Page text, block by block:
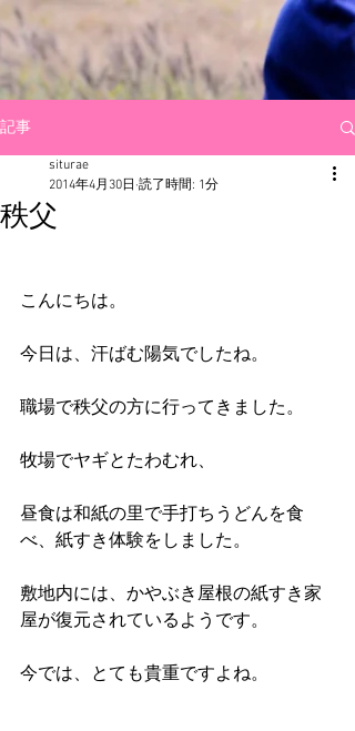
記事
秩父
siturae
2014年4月30日 読了時間: 1分
こんにちは。
今日は、汗ばむ陽気でしたね。
職場で秩父の方に行ってきました。
牧場でヤギとたわむれ、
昼食は和紙の里で手打ちうどんを食
べ、紙すき体験をしました。
敷地内には、かやぶき屋根の紙すき家
屋が復元されているようです。
今では、とても貴重ですよね。